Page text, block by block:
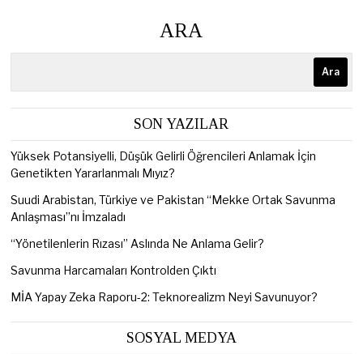
ARA
Ara
SON YAZILAR
Yüksek Potansiyelli, Düşük Gelirli Öğrencileri Anlamak İçin
Genetikten Yararlanmalı Mıyız?
Suudi Arabistan, Türkiye ve Pakistan “Mekke Ortak Savunma
Anlaşması”nı İmzaladı
“Yönetilenlerin Rızası” Aslında Ne Anlama Gelir?
Savunma Harcamaları Kontrolden Çıktı
MİA Yapay Zeka Raporu-2: Teknorealizm Neyi Savunuyor?
SOSYAL MEDYA